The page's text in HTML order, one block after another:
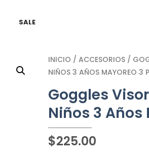
SALE
INICIO /ACCESORIOS /
NIÑOS 3 AÑOS MAYOREO 3
Goggles
Niños 3 Años
$225.00